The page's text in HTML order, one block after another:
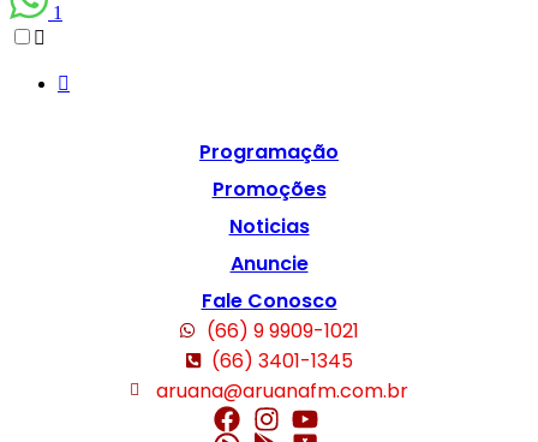
1
Programação
Promoções
Noticias
Anuncie
Fale Conosco
(66) 9 9909-1021
(66) 3401-1345
aruana@aruanafm.com.br